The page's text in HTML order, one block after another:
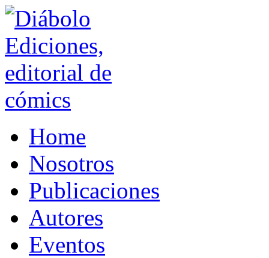
Home
Nosotros
Publicaciones
Autores
Eventos